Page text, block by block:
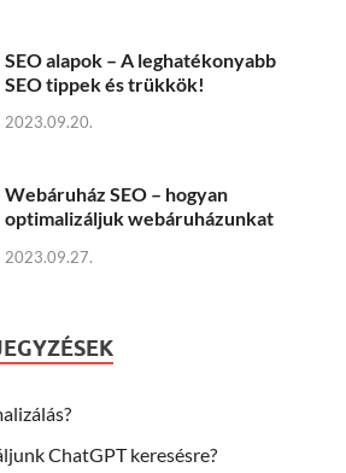
SEO alapok – A leghatékonyabb
SEO tippek és trükkök!
2023.09.20.
Webáruház SEO – hogyan
optimalizáljuk webáruházunkat
2023.09.27.
ChatGPT keresésre?